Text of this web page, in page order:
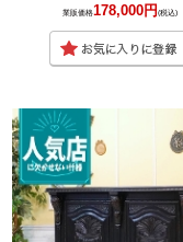
業販価格178,000円 (税込)